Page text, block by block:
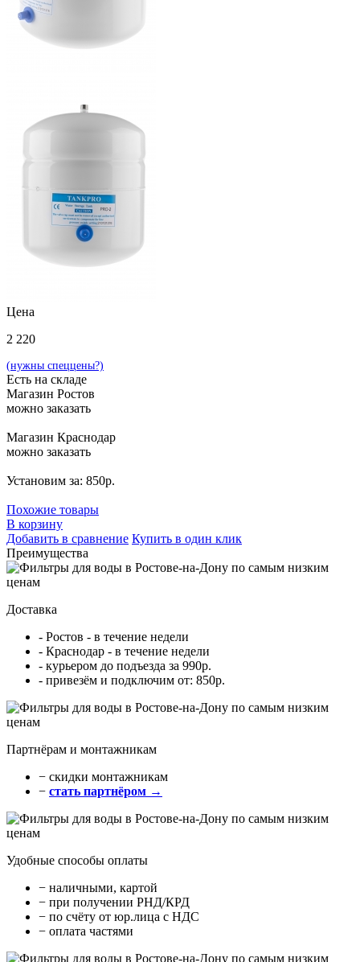
Цена
2 220
(нужны спеццены?)
Есть на складе
Магазин Ростов
можно заказать
Магазин Краснодар
можно заказать
Установим за: 850р.
Похожие товары
В корзину
Добавить в сравнение Купить в один клик
Преимущества
Доставка
- Ростов - в течение недели
- Краснодар - в течение недели
- курьером до подъезда за 990р.
- привезём и подключим от: 850р.
Партнёрам и монтажникам
− cкидки монтажникам
− стать партнёром →
Удобные способы оплаты
− наличными, картой
− при получении РНД/КРД
− по счёту от юр.лица с НДС
− оплата частями